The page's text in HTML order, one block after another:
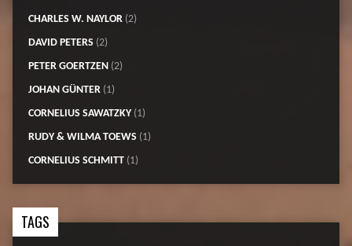
CHARLES W. NAYLOR(2)
DAVID PETERS(2)
PETER GOERTZEN(2)
JOHAN GÜNTER(1)
CORNELIUS SAWATZKY(1)
RUDY & WILMA TOEWS(1)
CORNELIUS SCHMITT(1)
TAGS